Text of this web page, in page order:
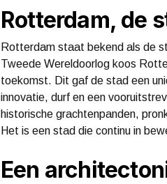
Rotterdam, de
Rotterdam staat bekend als de
Tweede Wereldoorlog koos
toekomst. Dit gaf de stad een
innovatie, durf en een
historische grachtenpanden,
Het is een stad die continu in
Een